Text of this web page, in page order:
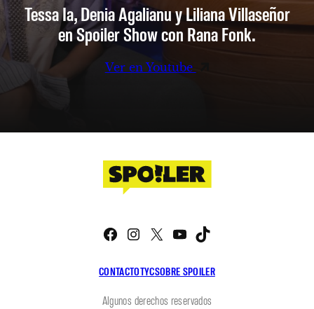
Tessa Ia, Denia Agalianu y Liliana Villaseñor
en Spoiler Show con Rana Fonk.
Ver en Youtube
CONTACTOTYCSOBRE SPOILER
Facebook
Instagram
X YouTube
Algunos derechos reservados